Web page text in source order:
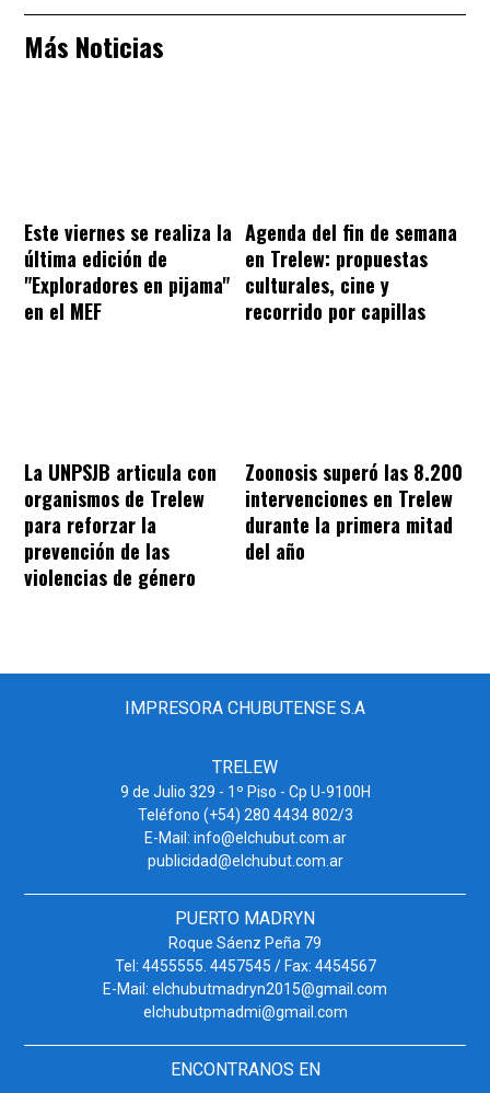
Más Noticias
Este viernes se realiza la
última edición de
"Exploradores en pijama"
en el MEF
Agenda del fin de semana
en Trelew: propuestas
culturales, cine y
recorrido por capillas
La UNPSJB articula con
organismos de Trelew
para reforzar la
prevención de las
violencias de género
Zoonosis superó las 8.200
intervenciones en Trelew
durante la primera mitad
del año
IMPRESORA CHUBUTENSE S.A
TRELEW
9 de Julio 329 - 1º Piso - Cp U-9100H
Teléfono (+54) 280 4434 802/3
E-Mail: info@elchubut.com.ar
publicidad@elchubut.com.ar
PUERTO MADRYN
Roque Sáenz Peña 79
Tel: 4455555. 4457545 / Fax: 4454567
E-Mail: elchubutmadryn2015@gmail.com
elchubutpmadmi@gmail.com
ENCONTRANOS EN